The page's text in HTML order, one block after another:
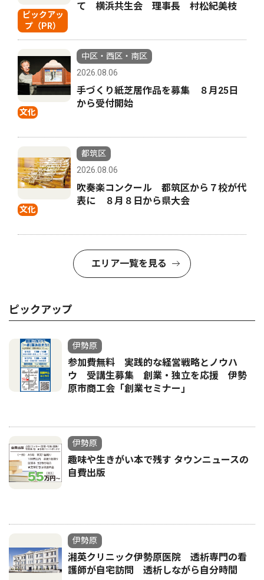
ピックアッ
プ（PR）
て 横浜共生会 理事長 村松紀美枝
文化
中区・西区・南区
2026.08.06
手づくり紙芝居作品を募集 ８月25日
から受付開始
文化
都筑区
2026.08.06
吹奏楽コンクール 都筑区から７校が代
表に ８月８日から県大会
エリア一覧を見る
ピックアップ
伊勢原
参加費無料 実践的な経営戦略とノウハ
ウ 受講生募集 創業・独立を応援 伊勢
原市商工会「創業セミナー｣
伊勢原
趣味や生きがい本で残す タウンニュースの
自費出版
伊勢原
湘英クリニック伊勢原医院 透析専門の看
護師が自宅訪問 透析しながら自分時間